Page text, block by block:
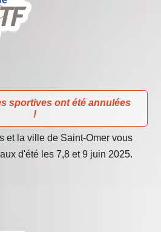
sportives ont été annulées
!
et la ville de Saint-Omer vous
d'été les 7,8 et 9 juin 2025.